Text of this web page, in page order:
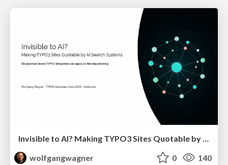
wolfgangwagner
0 140